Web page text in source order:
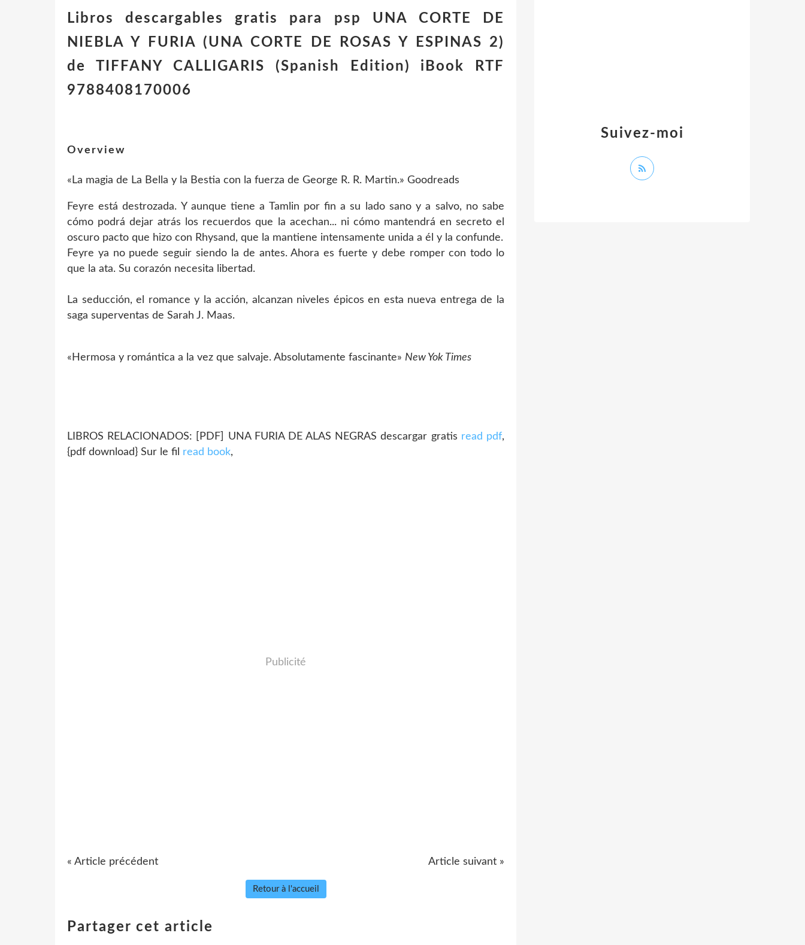
Libros descargables gratis para psp UNA CORTE DE
NIEBLA Y FURIA (UNA CORTE DE ROSAS Y ESPINAS 2)
de TIFFANY CALLIGARIS (Spanish Edition) iBook RTF
9788408170006
Overview
«La magia de La Bella y la Bestia con la fuerza de George R. R. Martin.» Goodreads
Feyre está destrozada. Y aunque tiene a Tamlin por fin a su lado sano y a salvo, no sabe
cómo podrá dejar atrás los recuerdos que la acechan... ni cómo mantendrá en secreto el
oscuro pacto que hizo con Rhysand, que la mantiene intensamente unida a él y la confunde.
Feyre ya no puede seguir siendo la de antes. Ahora es fuerte y debe romper con todo lo
que la ata. Su corazón necesita libertad.
La seducción, el romance y la acción, alcanzan niveles épicos en esta nueva entrega de la
saga superventas de Sarah J. Maas.
«Hermosa y romántica a la vez que salvaje. Absolutamente fascinante» New Yok Times
LIBROS RELACIONADOS: [PDF] UNA FURIA DE ALAS NEGRAS descargar gratis read pdf,
{pdf download} Sur le fil read book,
Publicité
« Article précédent Article suivant »
Retour à l'accueil
Partager cet article
Suivez-moi